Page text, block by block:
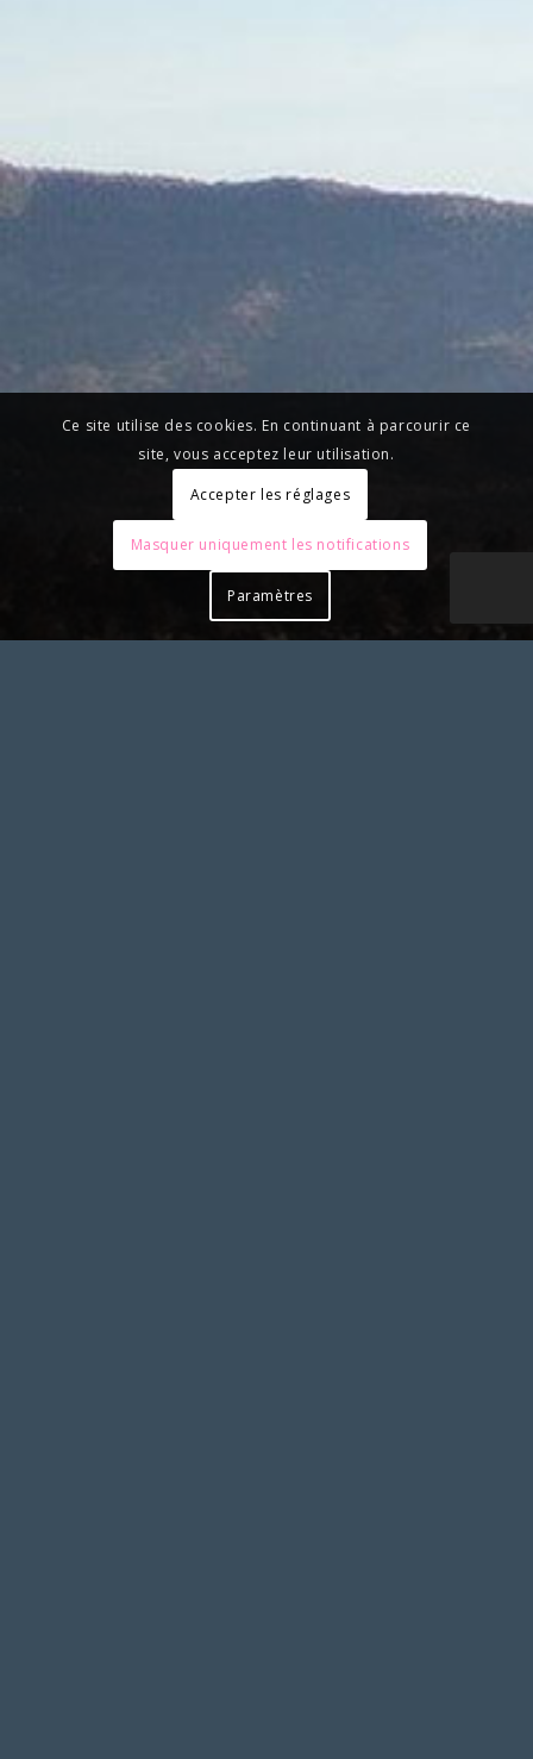
Ce site utilise des cookies. En continuant à parcourir ce
site, vous acceptez leur utilisation.
Accepter les réglages
Masquer uniquement les notifications
Paramètres